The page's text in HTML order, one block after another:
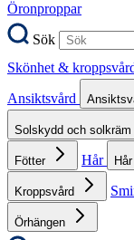
Öronproppar
Sök
Skönhet &
Ansiktsvård
Solskydd och solkräm
Fötter Hår Hår
Kroppsvård
Örhängen